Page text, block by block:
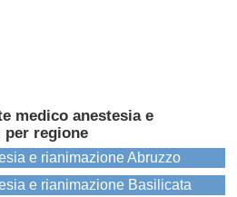
medico anestesia e
per regione
e rianimazione Abruzzo
e rianimazione Basilicata